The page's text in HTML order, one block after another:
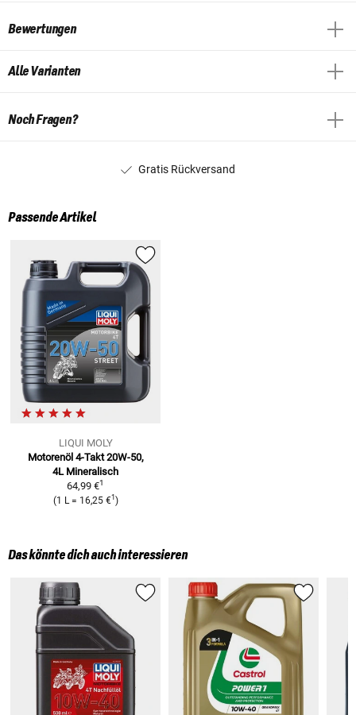
Bewertungen
Alle Varianten
Noch Fragen?
Gratis Rückversand
Passende Artikel
LIQUI MOLY
Motorenöl 4-Takt 20W-50,
4L Mineralisch
64,99 €1
(1 L = 16,25 €1 )
Das könnte dich auch interessieren